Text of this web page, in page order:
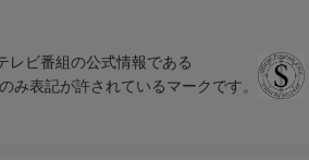
レビ番組の公式情報である
み表記が許されているマークです。